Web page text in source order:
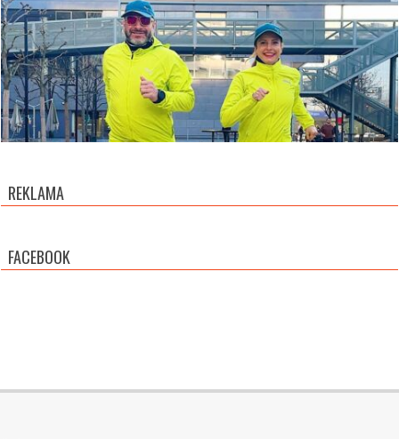
REKLAMA
FACEBOOK